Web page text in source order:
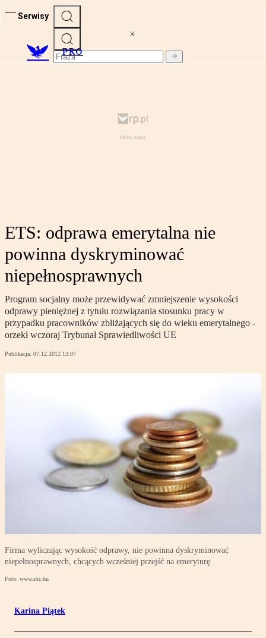
Serwisy
PRO
ETS: odprawa emerytalna nie
powinna dyskryminować
niepełnosprawnych
Program socjalny może przewidywać zmniejszenie wysokości
odprawy pieniężnej z tytułu rozwiązania stosunku pracy w
przypadku pracowników zbliżających się do wieku emerytalnego -
orzekł wczoraj Trybunał Sprawiedliwości UE
Publikacja: 07.12.2012 13:07
Firma wyliczając wysokość odprawy, nie powinna dyskryminować
niepełnosprawnych, chcących wcześniej przejść na emeryturę
Foto: www.sxc.hu
Karina Piątek